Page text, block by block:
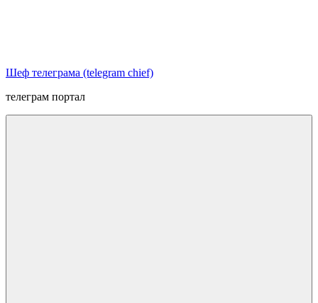
Шеф телеграма (telegram chief)
телеграм портал